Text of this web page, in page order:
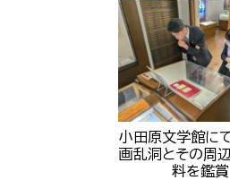
小田原文学館に
画乱洞とその周
料を鑑賞